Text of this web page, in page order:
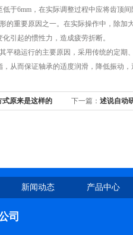
于6mm，在实际调整过程中应将齿顶
重要原因之一。在实际操作中，除加
引起的惯性力，造成疲劳折断。
稳运行的主要原因，采用传统的定期
从而保证轴承的适度润滑，降低振动
式原来是这样的 下一篇： 述说自动
新闻动态 产品中心
司